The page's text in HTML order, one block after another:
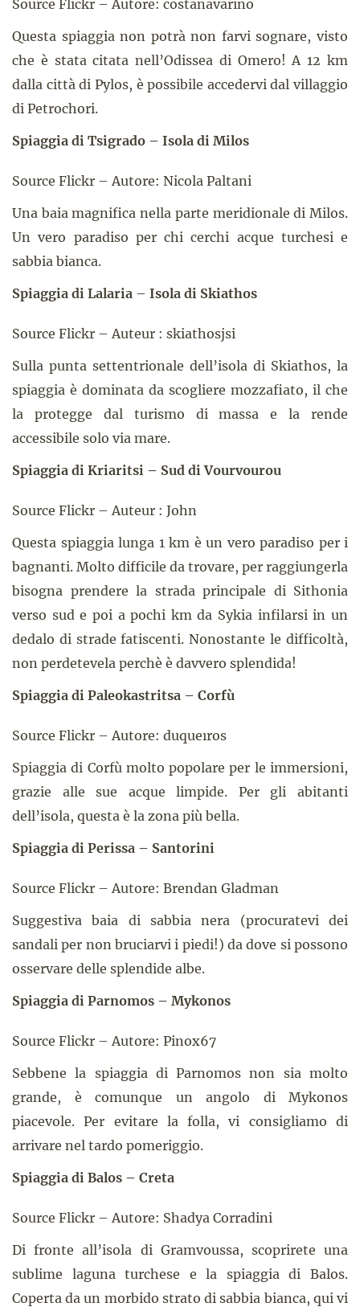
Source Flickr – Autore: costanavarino
Questa spiaggia non potrà non farvi sognare, visto
che è stata citata nell’Odissea di Omero! A 12 km
dalla città di Pylos, è possibile accedervi dal villaggio
di Petrochori.
Spiaggia di Tsigrado – Isola di Milos
Source Flickr – Autore: Nicola Paltani
Una baia magnifica nella parte meridionale di Milos.
Un vero paradiso per chi cerchi acque turchesi e
sabbia bianca.
Spiaggia di Lalaria – Isola di Skiathos
Source Flickr – Auteur : skiathosjsi
Sulla punta settentrionale dell’isola di Skiathos, la
spiaggia è dominata da scogliere mozzafiato, il che
la protegge dal turismo di massa e la rende
accessibile solo via mare.
Spiaggia di Kriaritsi – Sud di Vourvourou
Source Flickr – Auteur : John
Questa spiaggia lunga 1 km è un vero paradiso per i
bagnanti. Molto difficile da trovare, per raggiungerla
bisogna prendere la strada principale di Sithonia
verso sud e poi a pochi km da Sykia infilarsi in un
dedalo di strade fatiscenti. Nonostante le difficoltà,
non perdetevela perchè è davvero splendida!
Spiaggia di Paleokastritsa – Corfù
Source Flickr – Autore: duqueıros
Spiaggia di Corfù molto popolare per le immersioni,
grazie alle sue acque limpide. Per gli abitanti
dell’isola, questa è la zona più bella.
Spiaggia di Perissa – Santorini
Source Flickr – Autore: Brendan Gladman
Suggestiva baia di sabbia nera (procuratevi dei
sandali per non bruciarvi i piedi!) da dove si possono
osservare delle splendide albe.
Spiaggia di Parnomos – Mykonos
Source Flickr – Autore: Pinox67
Sebbene la spiaggia di Parnomos non sia molto
grande, è comunque un angolo di Mykonos
piacevole. Per evitare la folla, vi consigliamo di
arrivare nel tardo pomeriggio.
Spiaggia di Balos – Creta
Source Flickr – Autore: Shadya Corradini
Di fronte all’isola di Gramvoussa, scoprirete una
sublime laguna turchese e la spiaggia di Balos.
Coperta da un morbido strato di sabbia bianca, qui vi